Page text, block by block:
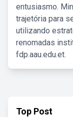
entusiasmo.
trajetória para
utilizando
renomadas
fdp.aau.edu.et.
Top Post